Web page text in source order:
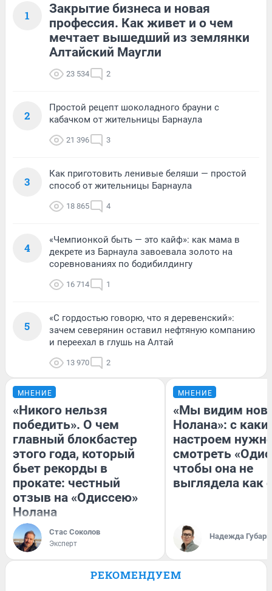
1
Закрытие бизнеса и новая
профессия. Как живет и о чем
мечтает вышедший из землянки
Алтайский Маугли
23 534 2
2
Простой рецепт шоколадного брауни с
кабачком от жительницы Барнаула
21 396 3
3
Как приготовить ленивые беляши — простой
способ от жительницы Барнаула
18 865 4
4
«Чемпионкой быть — это кайф»: как мама в
декрете из Барнаула завоевала золото на
соревнованиях по бодибилдингу
16 714 1
5
«С гордостью говорю, что я деревенский»:
зачем северянин оставил нефтяную компанию
и переехал в глушь на Алтай
13 970 2
МНЕНИЕ
«Никого нельзя
победить». О чем
главный блокбастер
этого года, который
бьет рекорды в
прокате: честный
отзыв на «Одиссею»
Нолана
Стас Соколов
Эксперт
МНЕНИЕ
«Мы видим
Нолана»: с
настроем
смотреть
чтобы она не
выглядела как
Надежда Губарь
РЕКОМЕНДУЕМ